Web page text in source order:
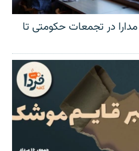
در تجمعات حکومتی تا